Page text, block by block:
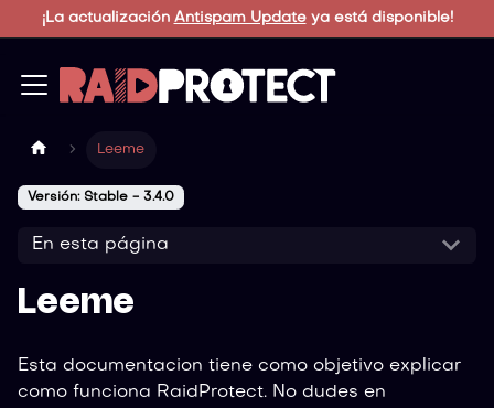
¡La actualización Antispam Updateya está disponible!
Leeme
Versión: Stable - 3.4.0
En esta página
Leeme
Esta documentacion tiene como objetivo explicar
como funciona RaidProtect. No dudes en